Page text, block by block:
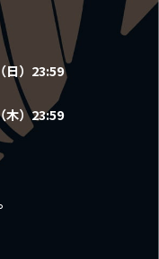
日）23:59
木）23:59